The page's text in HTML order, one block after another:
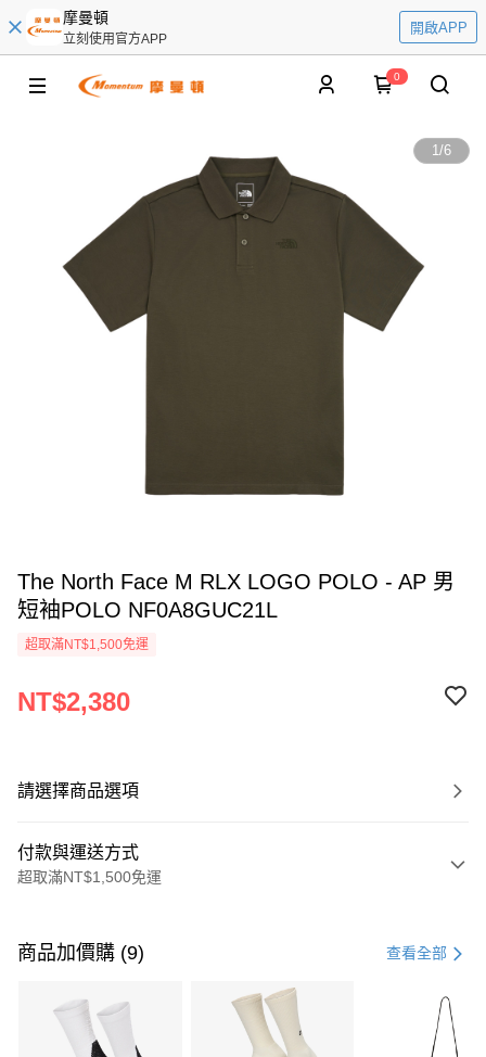
摩曼頓
立刻使用官方APP
開啟APP
0
1/6
The North Face M RLX LOGO POLO - AP 男
短袖POLO NF0A8GUC21L
超取滿NT$1,500免運
NT$2,380
請選擇商品選項
付款與運送方式
超取滿NT$1,500免運
信用卡一次付款
3 期 0 利率 每期 21家銀行
商品加價購 (9) 查看全部